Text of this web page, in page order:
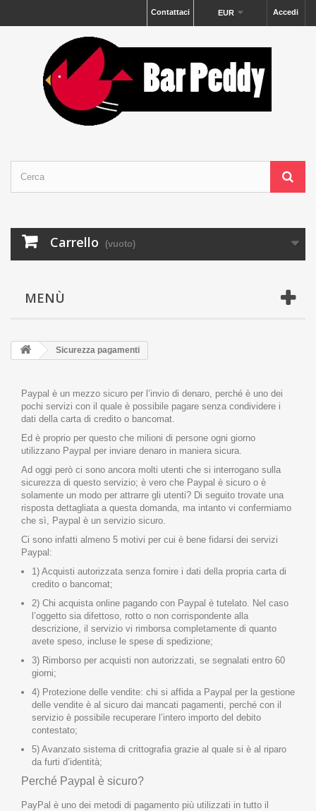
Accedi
EUR
Contattaci
Carrello (vuoto)
MENÙ
Sicurezza pagamenti
Paypal è un mezzo sicuro per l’invio di denaro, perché è uno dei
pochi servizi con il quale è possibile pagare senza condividere i
dati della carta di credito o bancomat.
Ed è proprio per questo che milioni di persone ogni giorno
utilizzano Paypal per inviare denaro in maniera sicura.
Ad oggi però ci sono ancora molti utenti che si interrogano sulla
sicurezza di questo servizio; è vero che Paypal è sicuro o è
solamente un modo per attrarre gli utenti? Di seguito trovate una
risposta dettagliata a questa domanda, ma intanto vi confermiamo
che sì, Paypal è un servizio sicuro.
Ci sono infatti almeno 5 motivi per cui è bene fidarsi dei servizi
Paypal:
1) Acquisti autorizzata senza fornire i dati della propria carta di
credito o bancomat;
2) Chi acquista online pagando con Paypal è tutelato. Nel caso
l’oggetto sia difettoso, rotto o non corrispondente alla
descrizione, il servizio vi rimborsa completamente di quanto
avete speso, incluse le spese di spedizione;
3) Rimborso per acquisti non autorizzati, se segnalati entro 60
giorni;
4) Protezione delle vendite: chi si affida a Paypal per la gestione
delle vendite è al sicuro dai mancati pagamenti, perché con il
servizio è possibile recuperare l’intero importo del debito
contestato;
5) Avanzato sistema di crittografia grazie al quale si è al riparo
da furti d’identità;
Perché Paypal è sicuro?
PayPal è uno dei metodi di pagamento più utilizzati in tutto il